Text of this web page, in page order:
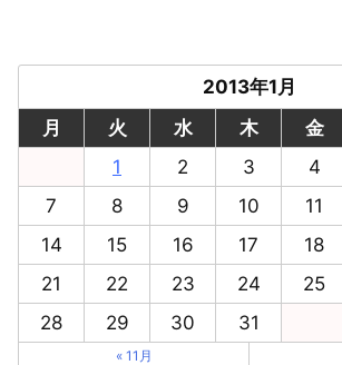
2013年1月
月
火 水 木 金
1
2 3 4
7
8 9 10 11
14
15 16 17 18
21
22 23 24 25
28
29 30 31
« 11月